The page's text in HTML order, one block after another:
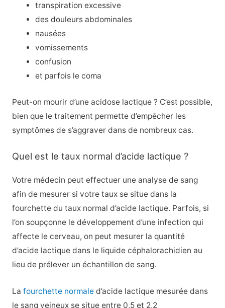
transpiration excessive
des douleurs abdominales
nausées
vomissements
confusion
et parfois le coma
Peut-on mourir d’une acidose lactique ? C’est possible,
bien que le traitement permette d’empêcher les
symptômes de s’aggraver dans de nombreux cas.
Quel est le taux normal d’acide lactique ?
Votre médecin peut effectuer une analyse de sang
afin de mesurer si votre taux se situe dans la
fourchette du taux normal d’acide lactique. Parfois, si
l’on soupçonne le développement d’une infection qui
affecte le cerveau, on peut mesurer la quantité
d’acide lactique dans le liquide céphalorachidien au
lieu de prélever un échantillon de sang.
La fourchette normaled’acide lactique mesurée dans
le sang veineux se situe entre 0,5 et 2,2